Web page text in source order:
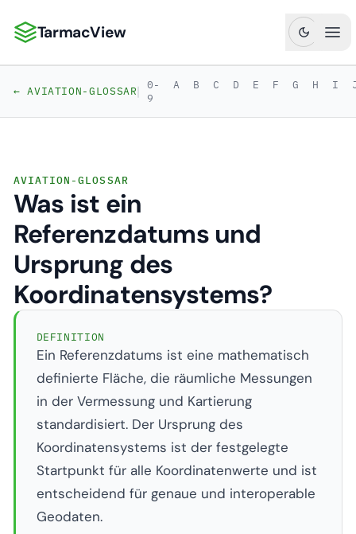
TarmacView: Präzisionsluftfahrtanalytik
TarmacView
← AVIATION-GLOSSAR| 0-
9
A B C D E F G H I
AVIATION-GLOSSAR
Was ist ein
Referenzdatums und
Ursprung des
Koordinatensystems?
DEFINITION
Ein Referenzdatums ist eine mathematisch
definierte Fläche, die räumliche Messungen
in der Vermessung und Kartierung
standardisiert. Der Ursprung des
Koordinatensystems ist der festgelegte
Startpunkt für alle Koordinatenwerte und ist
entscheidend für genaue und interoperable
Geodaten.